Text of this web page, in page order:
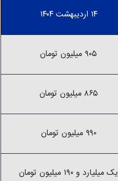
۱۴ اردیبهشت ۱۴۰۴
۹۰۵ میلیون تومان
۸۶۵ میلیون تومان
۹۹۰ میلیون تومان
یک میلیارد و ۱۹۰ میلیون تومان